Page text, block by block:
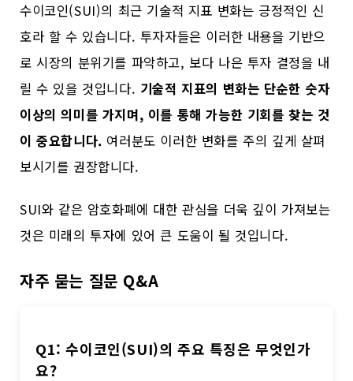
수이코인(SUI)의 최근 기술적 지표 변화는 긍정적인 신
호라 할 수 있습니다. 투자자들은 이러한 내용을 기반으
로 시장의 분위기를 파악하고, 보다 나은 투자 결정을 내
릴 수 있을 것입니다. 기술적 지표의 변화는 단순한 숫자
이상의 의미를 가지며, 이를 통해 가능한 기회를 찾는 것
이 중요합니다. 여러분도 이러한 변화를 주의 깊게 살펴
보시기를 권장합니다.
SUI와 같은 암호화폐에 대한 관심을 더욱 깊이 가져보는
것은 미래의 투자에 있어 큰 도움이 될 것입니다.
자주 묻는 질문 Q&A
Q1: 수이코인(SUI)의 주요 특징은 무엇인가
요?